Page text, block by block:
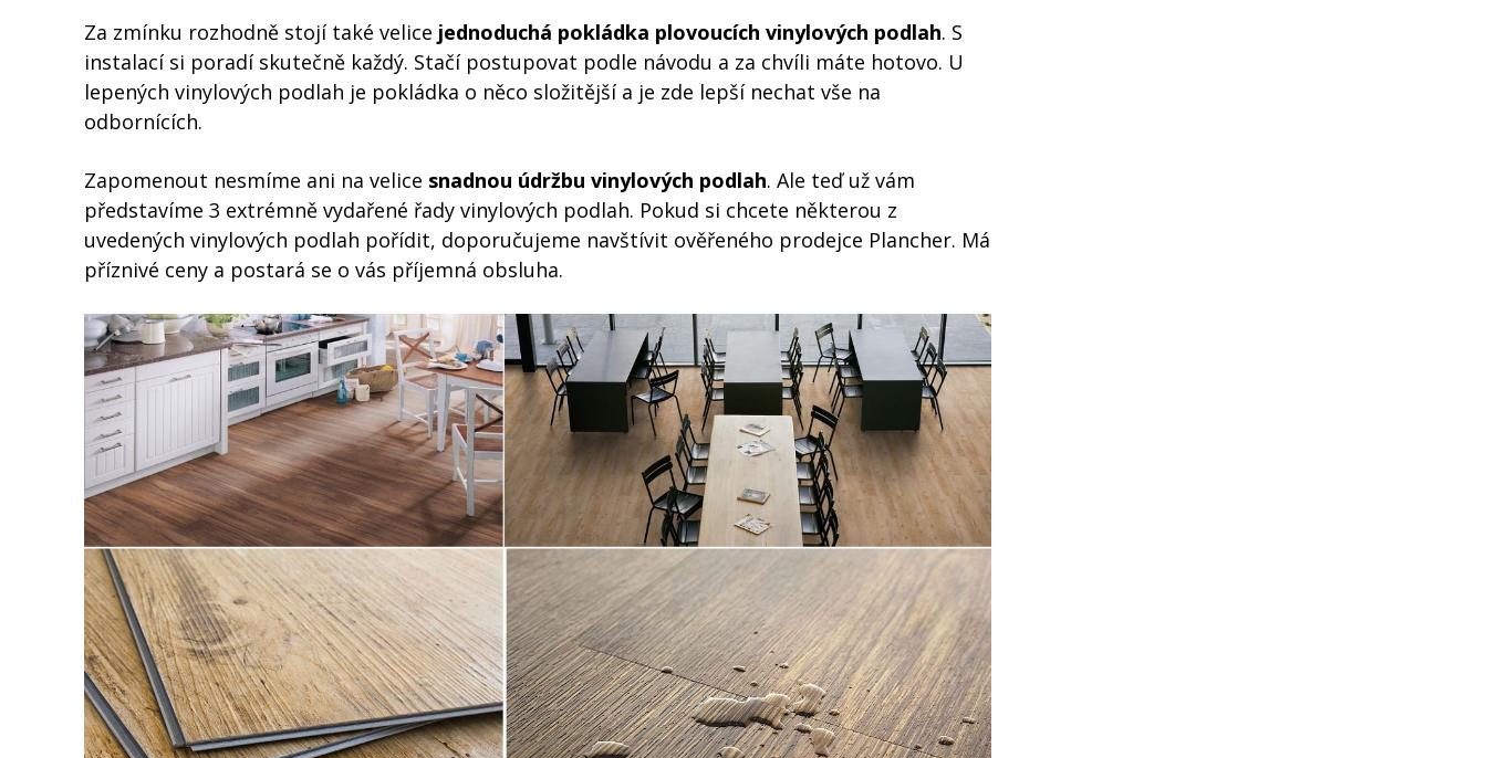
Za zmínku rozhodně stojí také velice jednoduchá pokládka plovoucích vinylových podlah. S
instalací si poradí skutečně každý. Stačí postupovat podle návodu a za chvíli máte hotovo. U
lepených vinylových podlah je pokládka o něco složitější a je zde lepší nechat vše na
odbornících.
Zapomenout nesmíme ani na velice snadnou údržbu vinylových podlah. Ale teď už vám
představíme 3 extrémně vydařené řady vinylových podlah. Pokud si chcete některou z
uvedených vinylových podlah pořídit, doporučujeme navštívit ověřeného prodejce Plancher. Má
příznivé ceny a postará se o vás příjemná obsluha.